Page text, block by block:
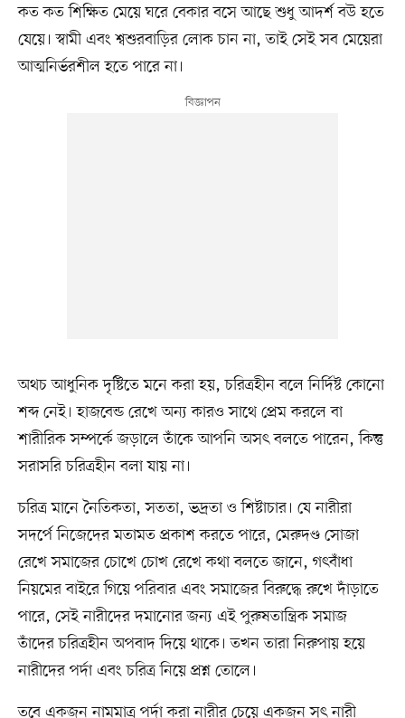
কত কত শিক্ষিত মেয়ে ঘরে বেকার বসে আছে শুধু আদর্শ বউ হতে
যেয়ে। স্বামী এবং শ্বশুরবাড়ির লোক চান না, তাই সেই সব মেয়েরা
আত্মনির্ভরশীল হতে পারে না।
অথচ আধুনিক দৃষ্টিতে মনে করা হয়, চরিত্রহীন বলে নির্দিষ্ট কোনো
শব্দ নেই। হাজবেন্ড রেখে অন্য কারও সাথে প্রেম করলে বা
শারীরিক সম্পর্কে জড়ালে তাঁকে আপনি অসৎ বলতে পারেন, কিন্তু
সরাসরি চরিত্রহীন বলা যায় না।
চরিত্র মানে নৈতিকতা, সততা, ভদ্রতা ও শিষ্টাচার। যে নারীরা
সদর্পে নিজেদের মতামত প্রকাশ করতে পারে, মেরুদণ্ড সোজা
রেখে সমাজের চোখে চোখ রেখে কথা বলতে জানে, গৎবাঁধা
নিয়মের বাইরে গিয়ে পরিবার এবং সমাজের বিরুদ্ধে রুখে দাঁড়াতে
পারে, সেই নারীদের দমানোর জন্য এই পুরুষতান্ত্রিক সমাজ
তাঁদের চরিত্রহীন অপবাদ দিয়ে থাকে। তখন তারা নিরুপায় হয়ে
নারীদের পর্দা এবং চরিত্র নিয়ে প্রশ্ন তোলে।
তবে একজন নামমাত্র পর্দা করা নারীর চেয়ে একজন সৎ নারী